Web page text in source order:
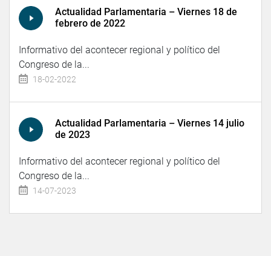
Actualidad Parlamentaria – Viernes 18 de
febrero de 2022
Informativo del acontecer regional y político del
Congreso de la...
18-02-2022
Actualidad Parlamentaria – Viernes 14 julio
de 2023
Informativo del acontecer regional y político del
Congreso de la...
14-07-2023